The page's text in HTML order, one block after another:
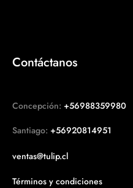
Contáctanos
Concepción: +56988359980
Santiago: +56920814951
ventas@tulip.cl
Términos y condiciones